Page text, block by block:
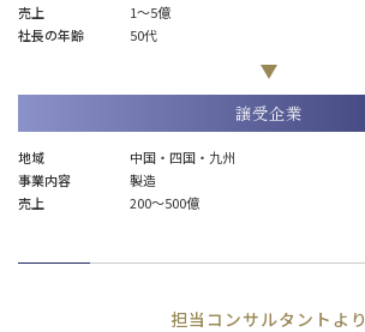
売上
1〜5億
社長の年齢
50代
譲受企業
地域
中国・四国・九州
事業内容
製造
売上
200～500億
担当コンサルタントより